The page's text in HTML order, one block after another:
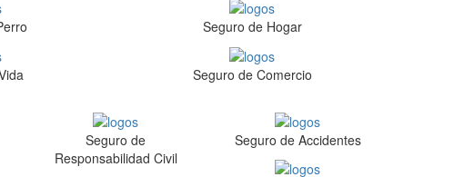
Seguro de Hogar
Seguro de Comercio
Seguro de
Responsabilidad Civil
Seguro de Accidentes